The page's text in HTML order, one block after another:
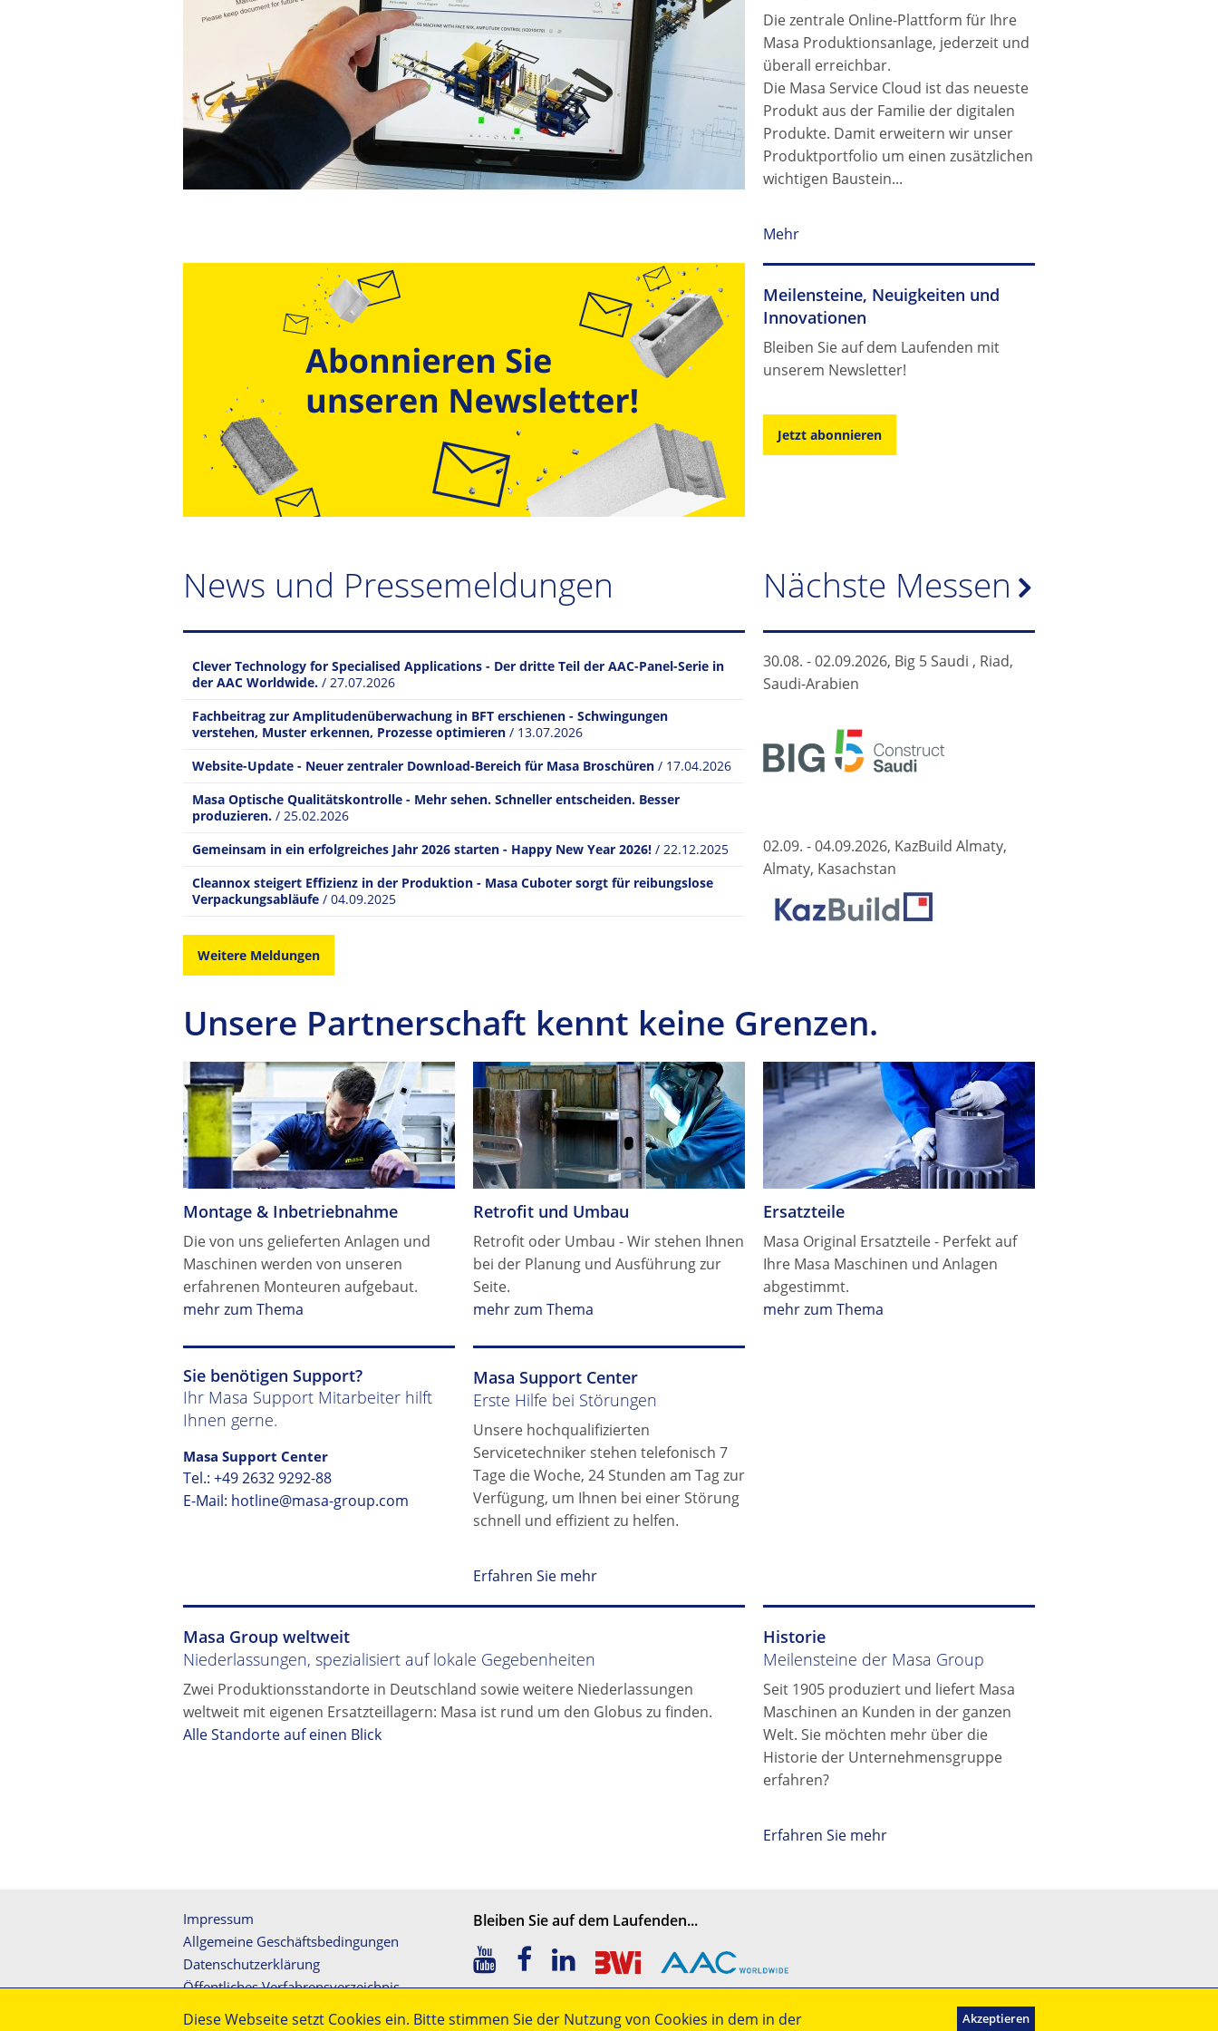
Diese Webseite setzt Cookies ein. Bitte stimmen Sie der Nutzung von Cookies in dem in der Akzeptieren
Die zentrale Online-Plattform für Ihre
Masa Produktionsanlage, jederzeit und
überall erreichbar.
Die Masa Service Cloud ist das neueste
Produkt aus der Familie der digitalen
Produkte. Damit erweitern wir unser
Produktportfolio um einen zusätzlichen
wichtigen Baustein...
Mehr
Meilensteine, Neuigkeiten und
Innovationen
Bleiben Sie auf dem Laufenden mit
unserem Newsletter!
Jetzt abonnieren
News und Pressemeldungen
Clever Technology for Specialised Applications - Der dritte Teil der AAC-Panel-Serie in
der AAC Worldwide. / 27.07.2026
Fachbeitrag zur Amplitudenüberwachung in BFT erschienen - Schwingungen
verstehen, Muster erkennen, Prozesse optimieren / 13.07.2026
Website-Update - Neuer zentraler Download-Bereich für Masa Broschüren / 17.04.2026
Masa Optische Qualitätskontrolle - Mehr sehen. Schneller entscheiden. Besser
produzieren. / 25.02.2026
Gemeinsam in ein erfolgreiches Jahr 2026 starten - Happy New Year 2026! / 22.12.2025
Cleannox steigert Effizienz in der Produktion - Masa Cuboter sorgt für reibungslose
Verpackungsabläufe / 04.09.2025
Weitere Meldungen
Nächste Messen
30.08. - 02.09.2026, Big 5 Saudi , Riad,
Saudi-Arabien
02.09. - 04.09.2026, KazBuild Almaty,
Almaty, Kasachstan
Unsere Partnerschaft kennt keine Grenzen.
Montage & Inbetriebnahme
Die von uns gelieferten Anlagen und
Maschinen werden von unseren
erfahrenen Monteuren aufgebaut.
mehr zum Thema
Retrofit und Umbau
Retrofit oder Umbau - Wir stehen Ihnen
bei der Planung und Ausführung zur
Seite.
mehr zum Thema
Ersatzteile
Masa Original Ersatzteile - Perfekt auf
Ihre Masa Maschinen und Anlagen
abgestimmt.
mehr zum Thema
Sie benötigen Support?
Ihr Masa Support Mitarbeiter hilft
Ihnen gerne.
Masa Support Center
Tel.: +49 2632 9292-88
E-Mail: hotline@masa-group.com
Masa Support Center
Erste Hilfe bei Störungen
Unsere hochqualifizierten
Servicetechniker stehen telefonisch 7
Tage die Woche, 24 Stunden am Tag zur
Verfügung, um Ihnen bei einer Störung
schnell und effizient zu helfen.
Erfahren Sie mehr
Masa Group weltweit
Niederlassungen, spezialisiert auf lokale Gegebenheiten
Zwei Produktionsstandorte in Deutschland sowie weitere Niederlassungen
weltweit mit eigenen Ersatzteillagern: Masa ist rund um den Globus zu finden.
Alle Standorte auf einen Blick
Historie
Meilensteine der Masa Group
Seit 1905 produziert und liefert Masa
Maschinen an Kunden in der ganzen
Welt. Sie möchten mehr über die
Historie der Unternehmensgruppe
erfahren?
Erfahren Sie mehr
Impressum
Allgemeine Geschäftsbedingungen
Datenschutzerklärung
Öffentliches Verfahrensverzeichnis
Allgemeine Einkaufsbedingungen
Bleiben Sie auf dem Laufenden...